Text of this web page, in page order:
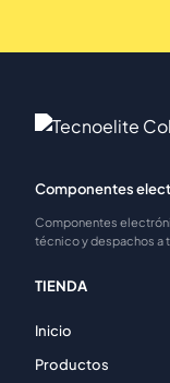
Componentes
Componentes
técnico y despachos a
TIENDA
Inicio
Productos